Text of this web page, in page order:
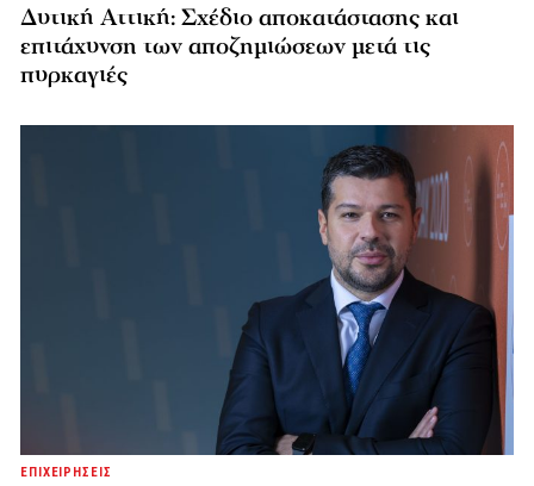
Δυτική Αττική: Σχέδιο αποκατάστασης και
επιτάχυνση των αποζημιώσεων μετά τις
πυρκαγιές
ΕΠΙΧΕΙΡΗΣΕΙΣ